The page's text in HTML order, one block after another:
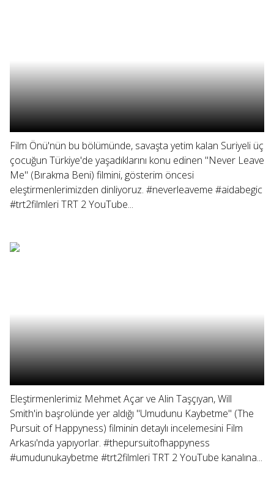
Film Önü'nün bu bölümünde, savaşta yetim kalan Suriyeli üç
çocuğun Türkiye'de yaşadıklarını konu edinen "Never Leave
Me" (Bırakma Beni) filmini, gösterim öncesi
eleştirmenlerimizden dinliyoruz. #neverleaveme #aidabegic
#trt2filmleri TRT 2 YouTube...
Eleştirmenlerimiz Mehmet Açar ve Alin Taşçıyan, Will
Smith'in başrolünde yer aldığı "Umudunu Kaybetme" (The
Pursuit of Happyness) filminin detaylı incelemesini Film
Arkası'nda yapıyorlar. #thepursuitofhappyness
#umudunukaybetme #trt2filmleri TRT 2 YouTube kanalına...